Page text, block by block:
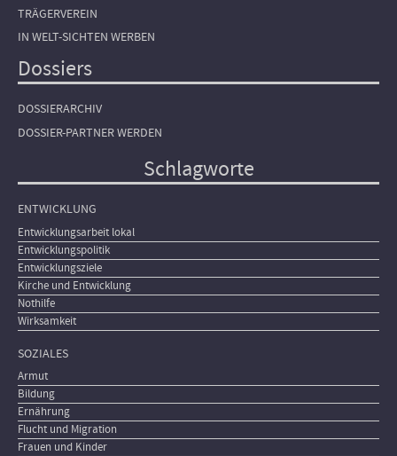
TRÄGERVEREIN
IN WELT-SICHTEN WERBEN
Dossiers
DOSSIERARCHIV
DOSSIER-PARTNER WERDEN
Schlagworte
ENTWICKLUNG
Entwicklungsarbeit lokal
Entwicklungspolitik
Entwicklungsziele
Kirche und Entwicklung
Nothilfe
Wirksamkeit
SOZIALES
Armut
Bildung
Ernährung
Flucht und Migration
Frauen und Kinder